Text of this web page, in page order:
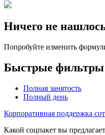
Ничего не
Попробуйте изменить
Быстрые фильтры
Полная занятость
Полный день
Корпоративная поддержка
Какой соцпакет вы